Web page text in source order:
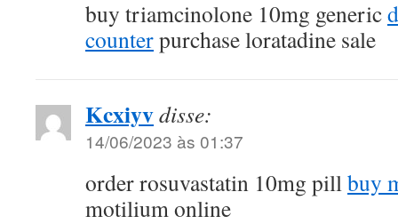
buy triamcinolone 10mg generic
counterpurchase loratadine sale
Kcxiyvdisse:
14/06/2023 às 01:37
order rosuvastatin 10mg pill buy
motilium online